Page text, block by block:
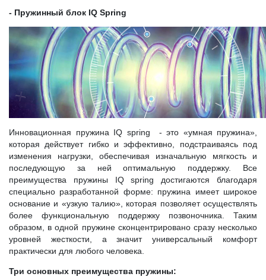
- Пружинный блок IQ Spring
Инновационная пружина IQ spring - это «умная пружина»,
которая действует гибко и эффективно, подстраиваясь под
изменения нагрузки, обеспечивая изначальную мягкость и
последующую за ней оптимальную поддержку. Все
преимущества пружины IQ spring достигаются благодаря
специально разработанной форме: пружина имеет широкое
основание и «узкую талию», которая позволяет осуществлять
более функциональную поддержку позвоночника. Таким
образом, в одной пружине сконцентрировано сразу несколько
уровней жесткости, а значит универсальный комфорт
практически для любого человека.
Три основных преимущества пружины: